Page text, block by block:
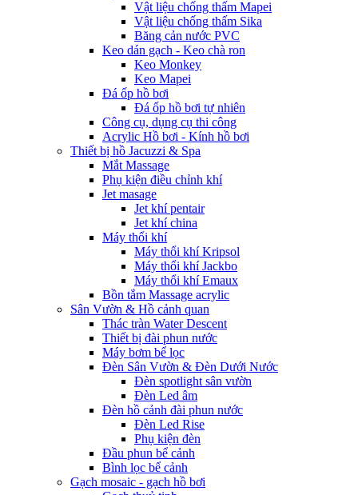
Vật liệu chống thấm Mapei
Vật liệu chống thấm Sika
Băng cản nước PVC
Keo dán gạch - Keo chà ron
Keo Monkey
Keo Mapei
Đá ốp hồ bơi
Đá ốp hồ bơi tự nhiên
Công cụ, dụng cụ thi công
Acrylic Hồ bơi - Kính hồ bơi
Thiết bị hồ Jacuzzi & Spa
Mắt Massage
Phụ kiện điều chỉnh khí
Jet masage
Jet khí pentair
Jet khí china
Máy thổi khí
Máy thổi khí Kripsol
Máy thổi khí Jackbo
Máy thổi khí Emaux
Bồn tắm Massage acrylic
Sân Vườn & Hồ cảnh quan
Thác tràn Water Descent
Thiết bị đài phun nước
Máy bơm bể lọc
Đèn Sân Vườn & Đèn Dưới Nước
Đèn spotlight sân vườn
Đèn Led âm
Đèn hồ cảnh đài phun nước
Đèn Led Rise
Phụ kiện đèn
Đầu phun bể cảnh
Bình lọc bể cảnh
Gạch mosaic - gạch hồ bơi